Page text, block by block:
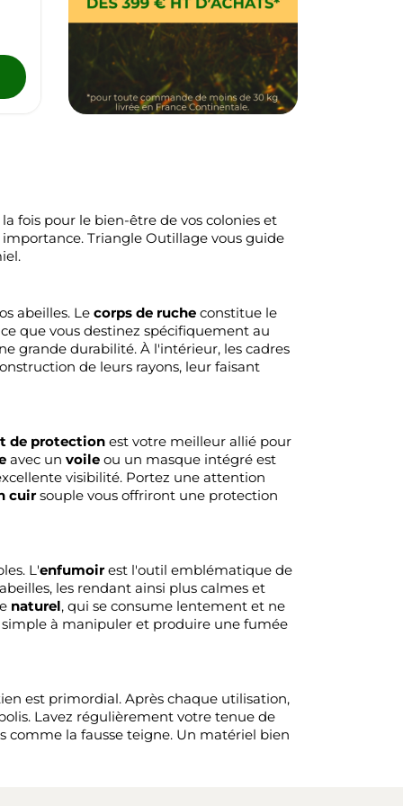
fois pour le bien-être de vos colonies et
Triangle Outillage vous guide
abeilles. Le corps de ruche constitue le
que vous destinez spécifiquement au
grande durabilité. À l'intérieur, les cadres
de leurs rayons, leur faisant
de protection est votre meilleur allié pour
avec un voile ou un masque intégré est
visibilité. Portez une attention
cuirsouple vous offriront une protection
L'enfumoirest l'outil emblématique de
les rendant ainsi plus calmes et
naturel, qui se consume lentement et ne
à manipuler et produire une fumée
est primordial. Après chaque utilisation,
Lavez régulièrement votre tenue de
comme la fausse teigne. Un matériel bien